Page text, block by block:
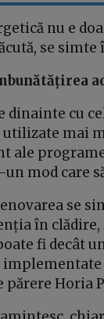
nu e
se
cu
utilizate mai
ale
mod care
se
în clădire,
fi decât
Horia